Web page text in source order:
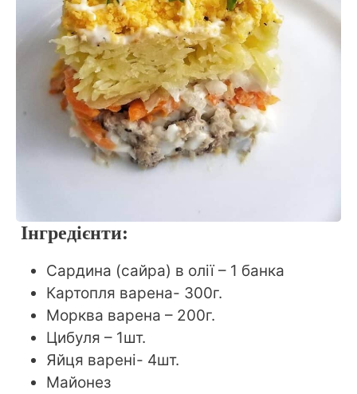
Інгредієнти:
Сардина (сайра) в олії – 1 банка
Картопля варена- 300г.
Морква варена – 200г.
Цибуля – 1шт.
Яйця варені- 4шт.
Майонез